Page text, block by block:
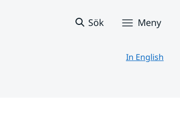
Sök Meny
In English